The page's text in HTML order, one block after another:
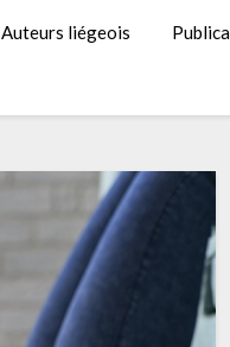
Auteurs liégeois